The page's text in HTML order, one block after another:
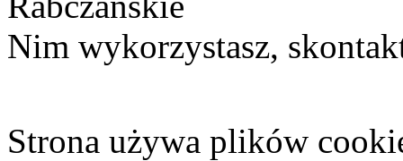
Nim wykorzystasz,
Strona używa plików